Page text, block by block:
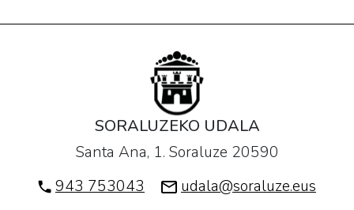
la
SORALUZEKO UDALA
Santa Ana, 1. Soraluze 20590
943 753043
udala@soraluze.eus